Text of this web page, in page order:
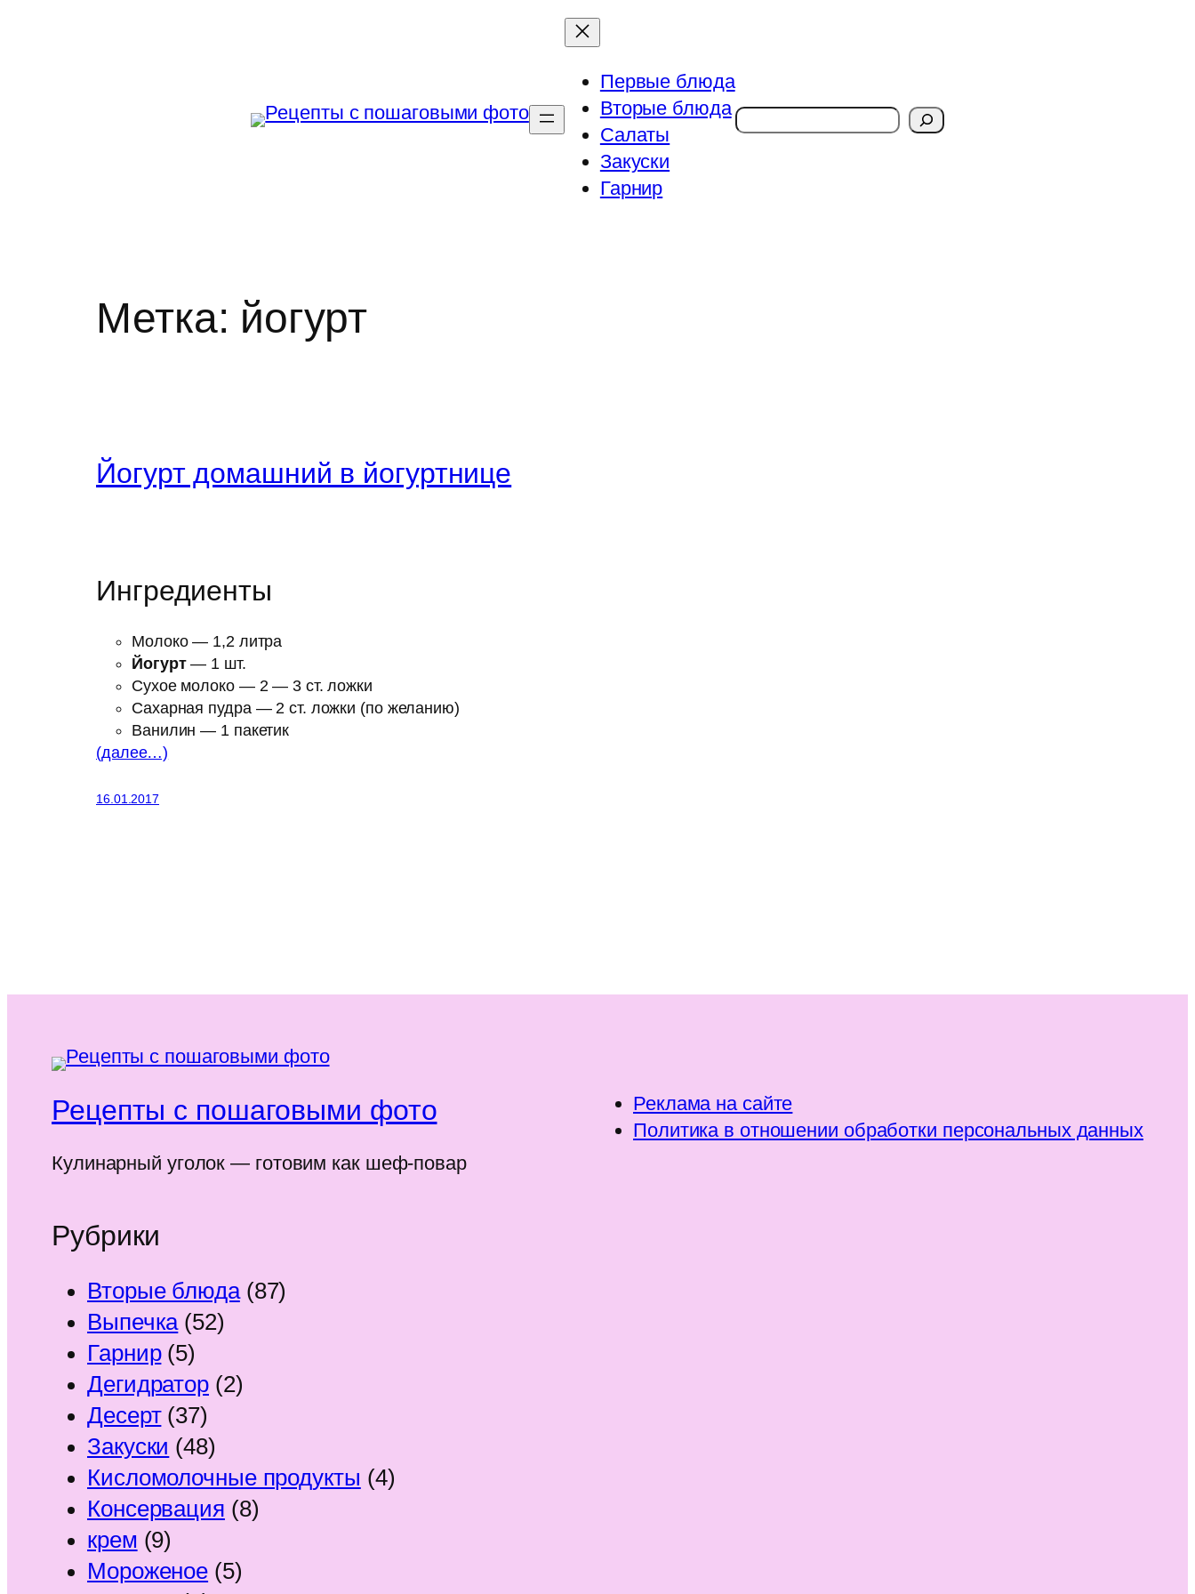
Первые блюда
Вторые блюда
Салаты
Закуски
Гарнир
Поиск
Метка: йогурт
Йогурт домашний в йогуртнице
Ингредиенты
Молоко — 1,2 литра
Йогурт— 1 шт.
Сухое молоко — 2 — 3 ст. ложки
Сахарная пудра — 2 ст. ложки (по желанию)
Ванилин — 1 пакетик
(далее…)
16.01.2017
Рецепты с пошаговыми фото
Кулинарный уголок — готовим как шеф-повар
Реклама на сайте
Политика в отношении обработки персональных данных
Рубрики
Вторые блюда(87)
Выпечка(52)
Гарнир(5)
Дегидратор (2)
Десерт(37)
Закуски (48)
Кисломолочные продукты (4)
Консервация (8)
крем (9)
Мороженое (5)